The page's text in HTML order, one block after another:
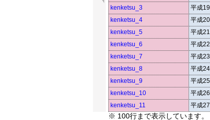
kenketsu_3
平成
kenketsu_4
平成
kenketsu_5
平成
kenketsu_6
平成
kenketsu_7
平成
kenketsu_8
平成
kenketsu_9
平成
kenketsu_10
平成
kenketsu_11
平成
※ 100行まで表示しています。